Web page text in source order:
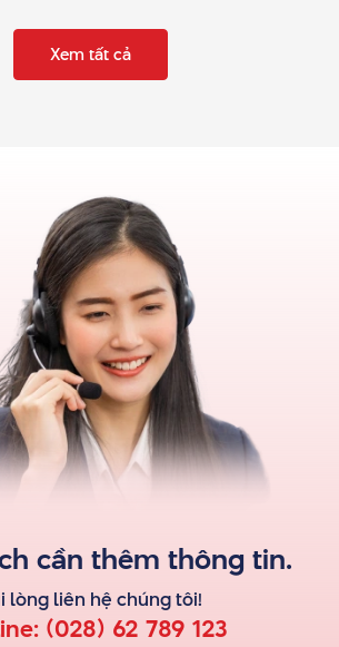
Xem tất cả
cần thêm thông tin.
lòng liên hệ chúng tôi!
(028) 62 789 123